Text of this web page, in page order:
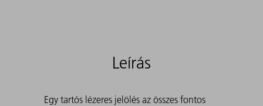
Leírás
Egy tartós lézeres jelölés az összes fontos